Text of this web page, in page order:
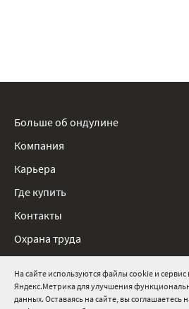
На сайте используются файлы cookie и
Яндекс.Метрика для улучшения
данных. Оставаясь на сайте, вы соглашаетесь
8 800 511 91 82
Больше об ондулине
Компания
Карьера
Где купить
Контакты
Охрана труда